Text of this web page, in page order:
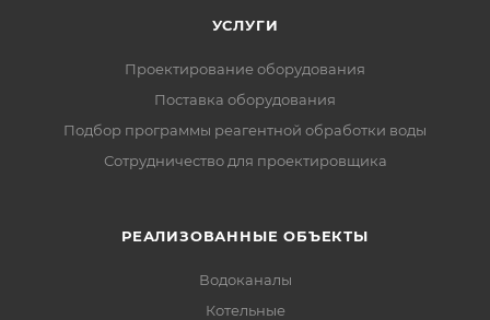
УСЛУГИ
Проектирование оборудования
Поставка оборудования
Подбор программы реагентной обработки воды
Сотрудничество для проектировщика
РЕАЛИЗОВАННЫЕ ОБЪЕКТЫ
Водоканалы
Котельные